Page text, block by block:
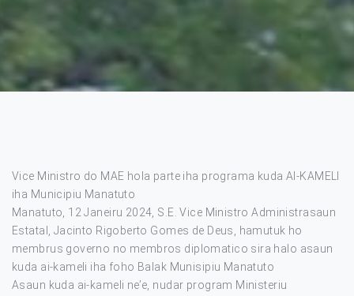
Vice Ministro do MAE hola parte iha programa kuda AI-KAMELI
iha Municipiu Manatuto
Manatuto, 12 Janeiru 2024, S.E. Vice Ministro Administrasaun
Estatal, Jacinto Rigoberto Gomes de Deus, hamutuk ho
membrus governo no membros diplomatico sira halo asaun
kuda ai-kameli iha foho Balak Munisipiu Manatuto
Asaun kuda ai-kameli ne’e, nudar program Ministeriu